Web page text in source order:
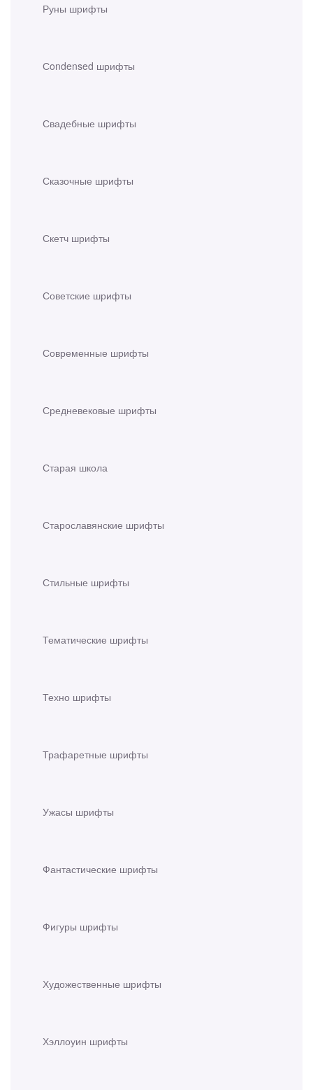
Руны шрифты
Сondensed шрифты
Свадебные шрифты
Сказочные шрифты
Скетч шрифты
Советские шрифты
Современные шрифты
Средневековые шрифты
Старая школа
Старославянские шрифты
Стильные шрифты
Тематические шрифты
Техно шрифты
Трафаретные шрифты
Ужасы шрифты
Фантастические шрифты
Фигуры шрифты
Художественные шрифты
Хэллоуин шрифты